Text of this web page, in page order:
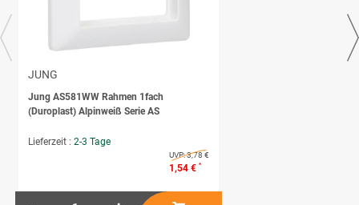
JUNG
Jung AS581WW Rahmen 1fach
(Duroplast) Alpinweiß Serie AS
Lieferzeit : 2-3 Tage
UVP:3,78 €
1,54 € *